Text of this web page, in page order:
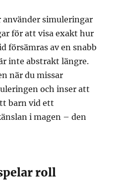
simuleringar
för att visa exakt hur
försämras av en snabb
inte abstrakt längre.
när du missar
och inser att
barn vid ett
i magen – den
roll